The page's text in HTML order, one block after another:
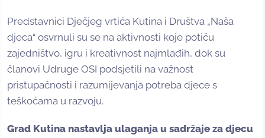
Predstavnici Dječjeg vrtića Kutina i Društva „Naša
djeca“ osvrnuli su se na aktivnosti koje potiču
zajedništvo, igru i kreativnost najmlađih, dok su
članovi Udruge OSI podsjetili na važnost
pristupačnosti i razumijevanja potreba djece s
teškoćama u razvoju.
Grad Kutina nastavlja ulaganja u sadržaje za djecu